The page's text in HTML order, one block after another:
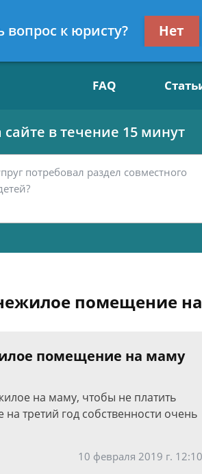
FAQ
в течение 15 минут
помещение
помещение на маму
на маму, чтобы не платить
третий год собственности очень
10 февраля 2019 г. 12:10
вопрос к юристу? Нет